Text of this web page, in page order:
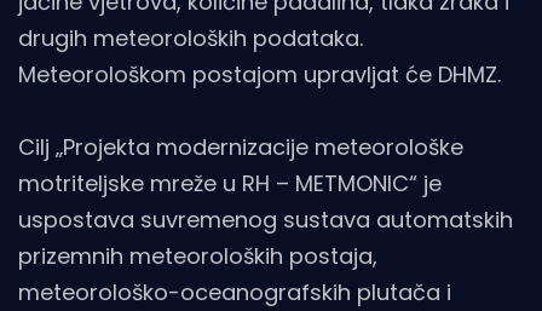
drugih meteoroloških podataka.
Meteorološkom postajom upravljat će DHMZ.
Cilj „Projekta modernizacije meteorološke
motriteljske mreže u RH – METMONIC“ je
uspostava suvremenog sustava automatskih
prizemnih meteoroloških postaja,
meteorološko-oceanografskih plutača i